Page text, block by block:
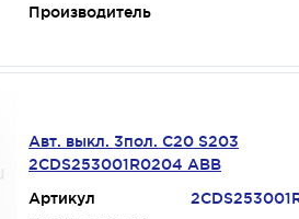
Производитель
Авт. выкл. 3пол. С20 S203
2CDS253001R0204 ABB
Артикул